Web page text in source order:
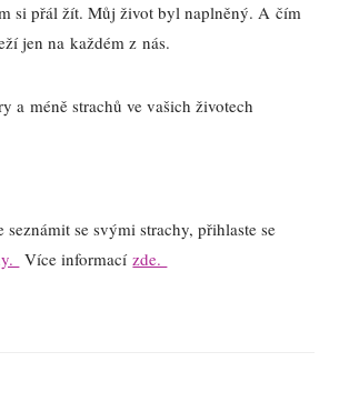
si přál žít. Můj život byl naplněný. A čím
jen na každém z nás.
a méně strachů ve vašich životech
seznámit se svými strachy, přihlaste se
Více informacízde.